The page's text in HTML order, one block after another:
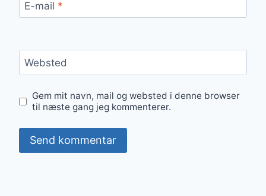
E-mail *
Websted
Gem mit navn, mail og websted i denne browser
til næste gang jeg kommenterer.